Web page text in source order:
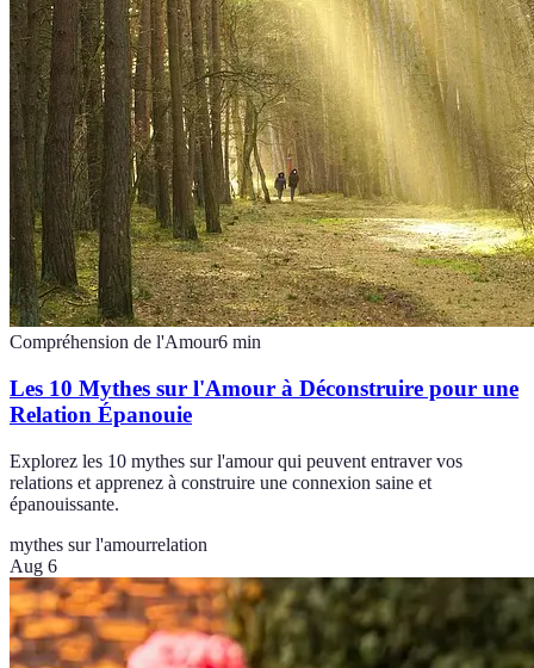
Compréhension de l'Amour6 min
Les 10 Mythes sur l'Amour à Déconstruire pour une
Relation Épanouie
Explorez les 10 mythes sur l'amour qui peuvent entraver vos
relations et apprenez à construire une connexion saine et
épanouissante.
mythes sur l'amourrelation
Aug 6